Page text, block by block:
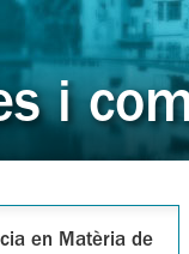
i
en Matèria de